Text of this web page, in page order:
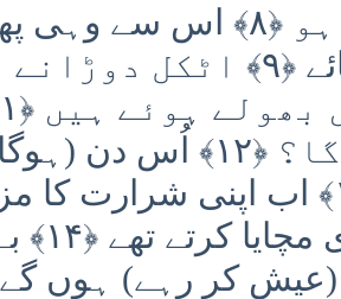
(پڑے ہوئے) ہو ﴿۸﴾
کا دن کب ہوگا؟
دیا جائے گا ﴿۱۳﴾ اب اپنی
کے